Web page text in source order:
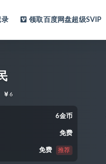
录 领取百度网盘超级SVIP
6
6金币
免费
免费 推荐